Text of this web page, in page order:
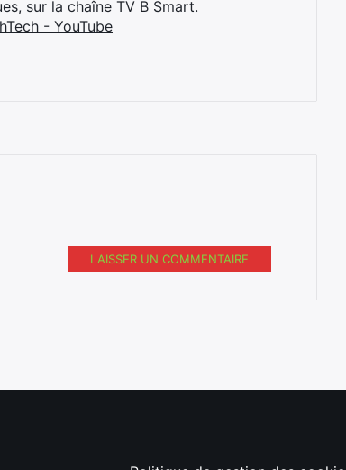
sur la chaîne TV B Smart.
- YouTube
LAISSER UN COMMENTAIRE